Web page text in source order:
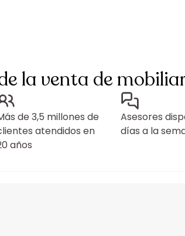
de la venta de
de 3,5 millones de
atendidos en
años
Asesores
días a la